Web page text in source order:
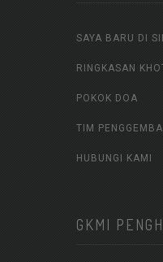
SAYA BARU DI
RINGKASAN
POKOK DOA
TIM
HUBUNGI KAMI
GKMI